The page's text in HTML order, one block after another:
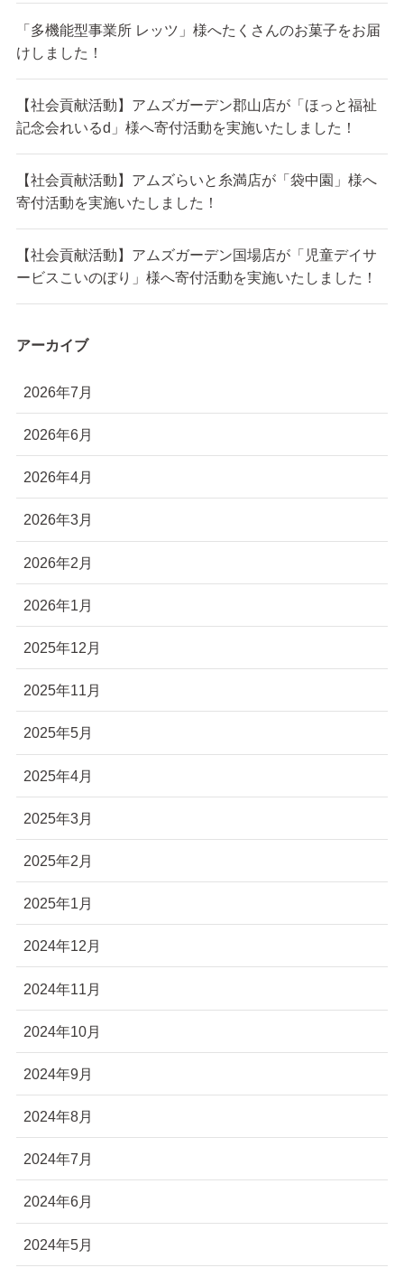
「多機能型事業所 レッツ」様へたくさんのお菓子をお届
けしました！
【社会貢献活動】アムズガーデン郡山店が「ほっと福祉
記念会れいるd」様へ寄付活動を実施いたしました！
【社会貢献活動】アムズらいと糸満店が「袋中園」様へ
寄付活動を実施いたしました！
【社会貢献活動】アムズガーデン国場店が「児童デイサ
ービスこいのぼり」様へ寄付活動を実施いたしました！
アーカイブ
2026年7月
2026年6月
2026年4月
2026年3月
2026年2月
2026年1月
2025年12月
2025年11月
2025年5月
2025年4月
2025年3月
2025年2月
2025年1月
2024年12月
2024年11月
2024年10月
2024年9月
2024年8月
2024年7月
2024年6月
2024年5月